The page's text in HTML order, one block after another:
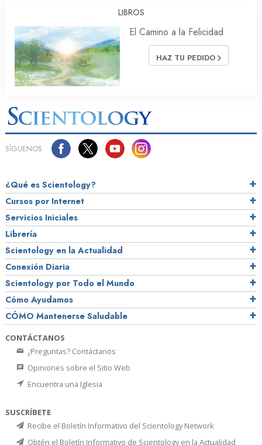
LIBROS
El Camino a la Felicidad
HAZ TU PEDIDO
SÍGUENOS
¿Qué es Scientology?
Cursos por Internet
Servicios Iniciales
Librería
Scientology en la Actualidad
Conexión Diaria
Scientology por Todo el Mundo
Cómo Ayudamos
CÓMO Mantenerse Saludable
CONTÁCTANOS
¿Preguntas? Contáctanos
Opiniones sobre el Sitio Web
Encuentra una Iglesia
SUSCRÍBETE
Recibe el Boletín Informativo del Scientology Network
Obtén el Boletín Informativo de Scientology en la Actualidad